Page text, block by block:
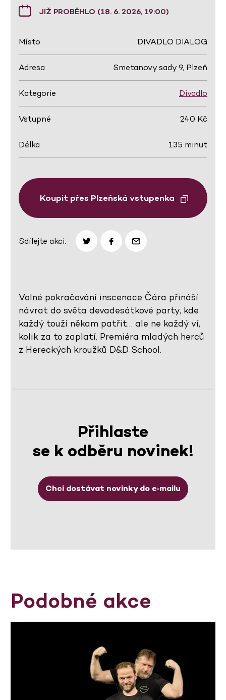
JIŽ PROBĚHLO (18. 6. 2026, 19:00)
Místo DIVADLO DIALOG
Adresa Smetanovy sady 9, Plzeň
Kategorie Divadlo
Vstupné 240 Kč
Délka 135 minut
Koupit přes Plzeňská vstupenka
Sdílejte akci:
Volné pokračování inscenace Čára přináší
návrat do světa devadesátkové party, kde
každý touží někam patřit… ale ne každý ví,
kolik za to zaplatí. Premiéra mladých herců
z Hereckých kroužků D&D School.
Přihlaste
se k odběru novinek!
Chci dostávat novinky do e‑mailu
Podobné akce